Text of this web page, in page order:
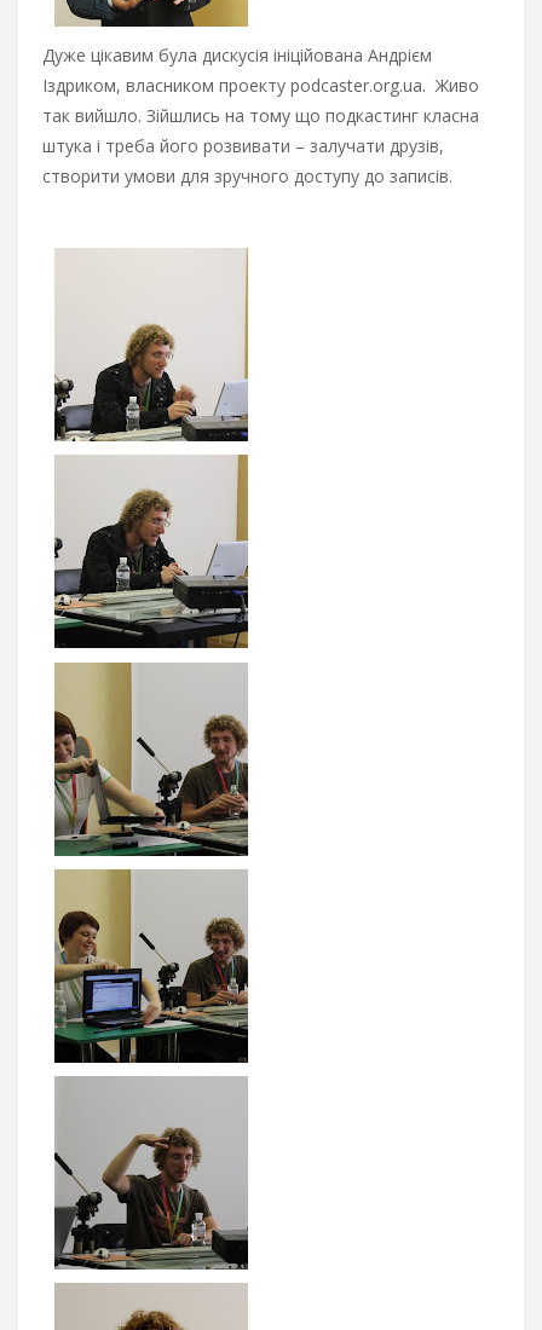
Дуже цікавим була дискусія ініційована Андрієм
Іздриком, власником проекту podcaster.org.ua. Живо
так вийшло. Зійшлись на тому що подкастинг класна
штука і треба його розвивати – залучати друзів,
створити умови для зручного доступу до записів.